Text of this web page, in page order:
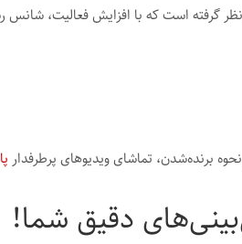
نظر گرفته است که با افزایش فعالیت،
برنده‌شدن، تماشای ویدیوهای پرطرفدار
دقیق شما!